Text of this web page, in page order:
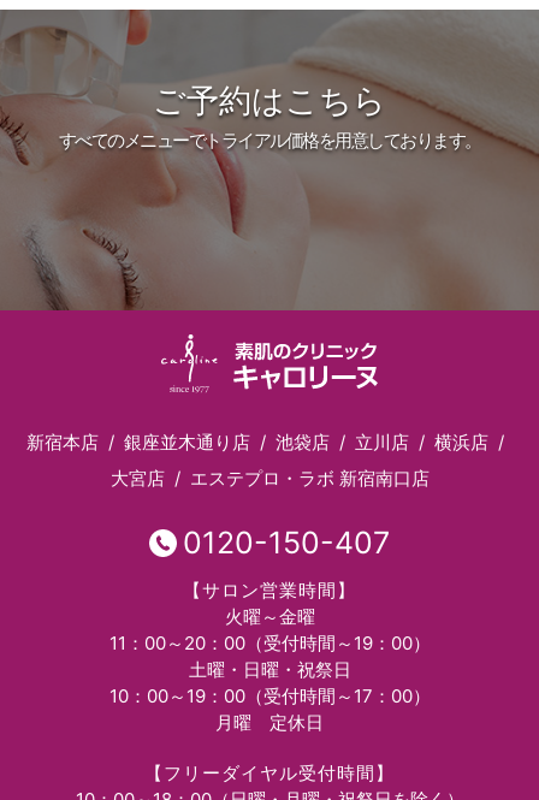
ご予約はこちら
すべてのメニューでトライアル価格を用意しております。
新宿本店 銀座並木通り店 池袋店 立川店
横浜店
大宮店
エステプロ・ラボ 新宿南口店
0120-150-407
【サロン営業時間】
火曜～金曜
11：00～20：00（受付時間～19：00）
土曜・日曜・祝祭日
10：00～19：00（受付時間～17：00）
月曜 定休日
【フリーダイヤル受付時間】